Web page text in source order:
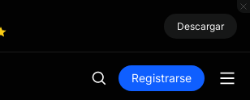
Descargar
Registrarse